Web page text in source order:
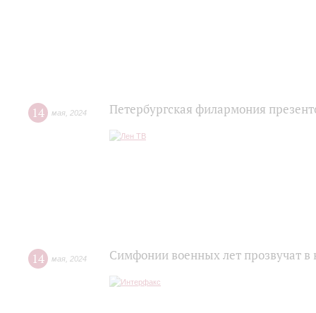
14 мая 2024 Петербургская филармония
14 мая 2024 Симфонии военных лет прозвучат